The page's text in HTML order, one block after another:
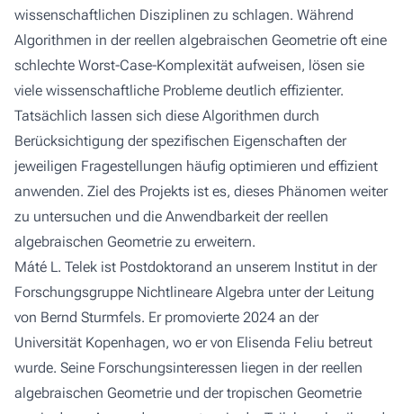
wissenschaftlichen Disziplinen zu schlagen. Während
Algorithmen in der reellen algebraischen Geometrie oft eine
schlechte Worst-Case-Komplexität aufweisen, lösen sie
viele wissenschaftliche Probleme deutlich effizienter.
Tatsächlich lassen sich diese Algorithmen durch
Berücksichtigung der spezifischen Eigenschaften der
jeweiligen Fragestellungen häufig optimieren und effizient
anwenden. Ziel des Projekts ist es, dieses Phänomen weiter
zu untersuchen und die Anwendbarkeit der reellen
algebraischen Geometrie zu erweitern.
Máté L. Telek ist Postdoktorand an unserem Institut in der
Forschungsgruppe Nichtlineare Algebra unter der Leitung
von Bernd Sturmfels. Er promovierte 2024 an der
Universität Kopenhagen, wo er von Elisenda Feliu betreut
wurde. Seine Forschungsinteressen liegen in der reellen
algebraischen Geometrie und der tropischen Geometrie